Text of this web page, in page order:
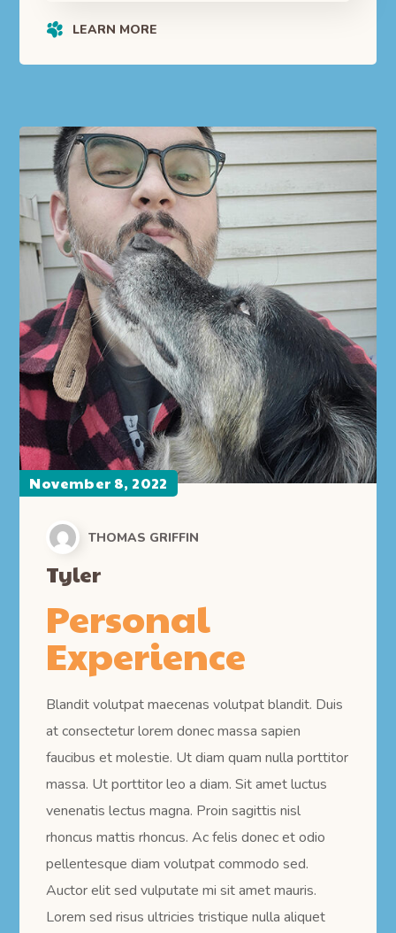
LEARN MORE
November 8, 2022
THOMAS GRIFFIN
Tyler
Personal
Experience
Blandit volutpat maecenas volutpat blandit. Duis
at consectetur lorem donec massa sapien
faucibus et molestie. Ut diam quam nulla porttitor
massa. Ut porttitor leo a diam. Sit amet luctus
venenatis lectus magna. Proin sagittis nisl
rhoncus mattis rhoncus. Ac felis donec et odio
pellentesque diam volutpat commodo sed.
Auctor elit sed vulputate mi sit amet mauris.
Lorem sed risus ultricies tristique nulla aliquet